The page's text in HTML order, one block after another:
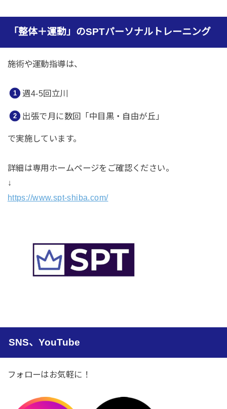
「整体＋運動」のSPTパーソナルトレーニング
施術や運動指導は、
週4-5回立川
出張で月に数回「中目黒・自由が丘」
で実施しています。
詳細は専用ホームページをご確認ください。
↓
https://www.spt-shiba.com/
SNS、YouTube
フォローはお気軽に！